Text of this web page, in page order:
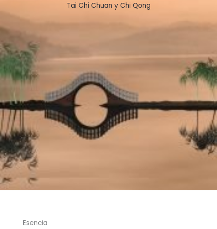
Tai Chi Chuan y Chi Qong
Esencia